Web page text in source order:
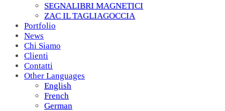
SEGNALIBRI MAGNETICI
ZAC IL TAGLIAGOCCIA
Portfolio
News
Chi Siamo
Clienti
Contatti
Other Languages
English
French
German